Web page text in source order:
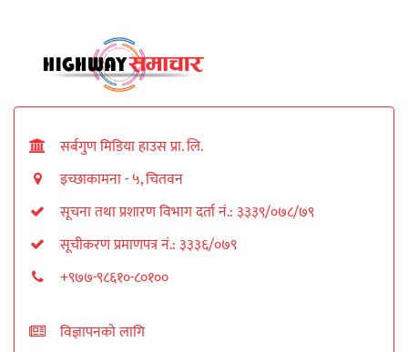
सर्बगुण मिडिया हाउस प्रा. लि.
इच्छाकामना - ५, चितवन
सूचना तथा प्रशारण विभाग दर्ता नं.: ३३३९/०७८/७९
सूचीकरण प्रमाणपत्र नं.: ३३३६/०७९
+९७७-९८६१०-८०१००
विज्ञापनको लागि